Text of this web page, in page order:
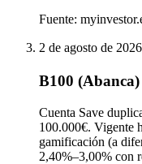
Fuente:
2 de agosto de 2026
B100 (Abanca)
Cuenta Save
100.000€. Vigente
gamificación (a
2,40%–3,00% con